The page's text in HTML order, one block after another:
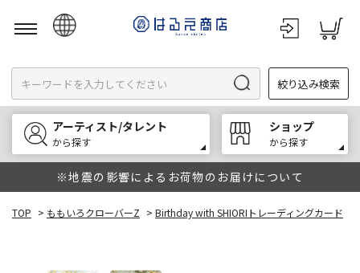
English
한국어
中文
絞り込み検索
アーティスト/タレント
から探す
ショップ
から探す
※地震の影響によるお荷物のお届けについて
TOP > ももいろクローバーZ > Birthday with SHIORIトレーディングカード